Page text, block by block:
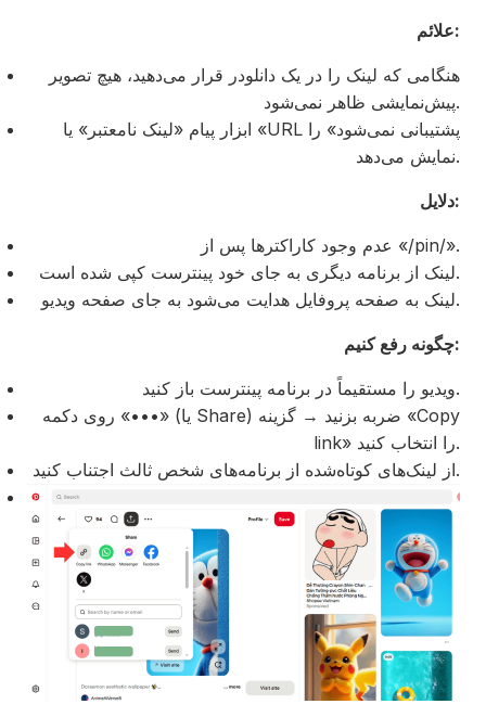
علائم:
هنگامی که لینک را در یک دانلودر قرار می‌دهید، هیچ تصویر
پیش‌نمایشی ظاهر نمی‌شود.
ابزار پیام «لینک نامعتبر» یا «URL پشتیبانی نمی‌شود» را
نمایش می‌دهد.
دلایل:
عدم وجود کاراکترها پس از «/pin/».
لینک از برنامه دیگری به جای خود پینترست کپی شده است.
لینک به صفحه پروفایل هدایت می‌شود به جای صفحه ویدیو.
چگونه رفع کنیم:
ویدیو را مستقیماً در برنامه پینترست باز کنید.
روی دکمه «•••» (یا Share) ضربه بزنید → گزینه «Copy
link» را انتخاب کنید.
از لینک‌های کوتاه‌شده از برنامه‌های شخص ثالث اجتناب کنید.